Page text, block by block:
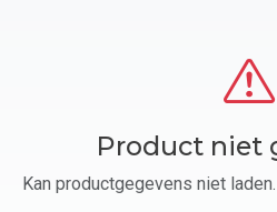
Product niet
Kan productgegevens niet